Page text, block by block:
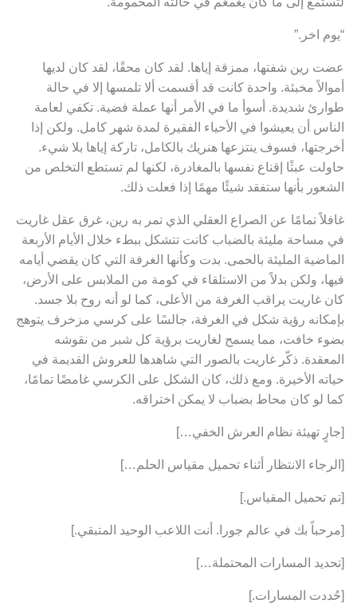
“يوم اخر.”
عضت رين شفتها، ممزقة إياها. لقد كان محقًا، لقد كان لديها
أموالاً مخبئة. واحدة كانت قد أقسمت ألا تلمسها إلا في حالة
طوارئ شديدة. أسوأ ما في الأمر أنها عملة فضية. تكفي لعامة
الناس أن يعيشوا في الأحياء الفقيرة لمدة شهر كامل. ولكن إذا
أخرجتها، فسوف ينتزعها هنريك بالكامل، تاركة إياها بلا شيء.
حاولت عبثًا إقناع نفسها بالمغادرة، لكنها لم تستطع التخلص من
الشعور بأنها ستفقد شيئًا مهمًا إذا فعلت ذلك.
غافلاً تمامًا عن الصراع العقلي الذي تمر به رين، غرق عقل غاريت
في مساحة مليئة بالضباب كانت تتشكل ببطء خلال الأيام الأربعة
الماضية المليئة بالحمى. بدت وكأنها الغرفة التي كان يقضي أيامه
فيها، ولكن بدلاً من الاستلقاء في كومة من الملابس على الأرض،
كان غاريت يراقب الغرفة من الأعلى، كما لو أنه روح بلا جسد.
بإمكانه رؤية شكل في الغرفة، جالسًا على كرسي مزخرف يتوهج
بضوء خافت، مما يسمح لغاريت برؤية كل شبر من نقوشه
المعقدة. ذكّر غاريت بالصور التي شاهدها للعروش القديمة في
حياته الأخيرة. ومع ذلك، كان الشكل على الكرسي غامضًا تمامًا،
كما لو كان محاط بضباب لا يمكن اختراقه.
[جارٍ تهيئة نظام العرش الخفي…]
[الرجاء الانتظار أثناء تحميل مقياس الحلم…]
[تم تحميل المقياس.]
[مرحباً بك في عالم جورا. أنت اللاعب الوحيد المتبقي.]
[تحديد المسارات المحتملة…]
[حُددت المسارات.]